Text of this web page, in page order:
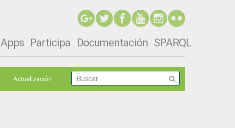
Apps Participa Documentación SPARQL
Actualización